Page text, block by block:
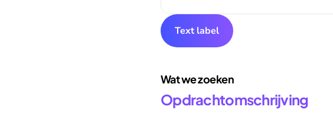
Text label
Wat we zoeken
Opdrachtomschrijving